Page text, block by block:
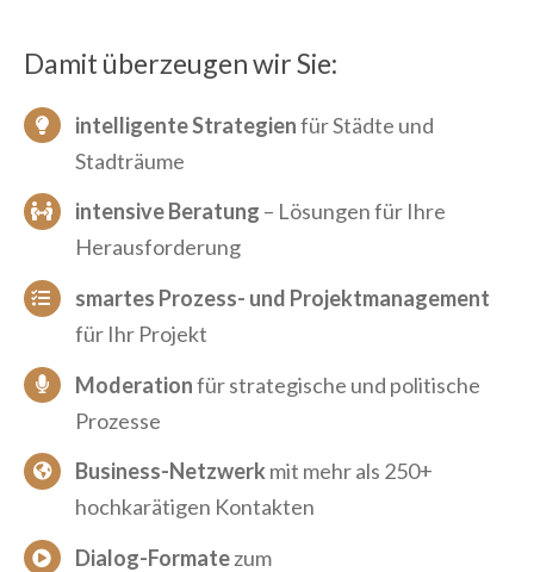
Damit überzeugen wir Sie:
intelligente Strategienfür Städte und
Stadträume
intensive Beratung – Lösungen für Ihre
Herausforderung
smartes Prozess- und Projektmanagement
für Ihr Projekt
Moderationfür strategische und politische
Prozesse
Business-Netzwerk mit mehr als 250+
hochkarätigen Kontakten
Dialog-Formatezum